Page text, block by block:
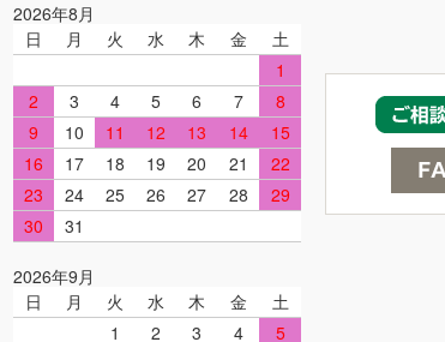
2026年8月
日
月 火 水 木 金
土
1
2
3 4 5 6 7
8
9
10 11 12 13 14
15
16
17 18 19 20 21
22
23
24 25 26 27 28
29
30
31
2026年9月
日
月 火 水 木 金
土
1
2 3 4
5